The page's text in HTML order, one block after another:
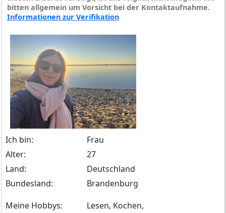
bitten allgemein um Vorsicht bei der Kontaktaufnahme.
Informationen zur Verifikation
Ich bin:
Frau
Alter:
27
Land:
Deutschland
Bundesland:
Brandenburg
Meine Hobbys:
Lesen, Kochen,